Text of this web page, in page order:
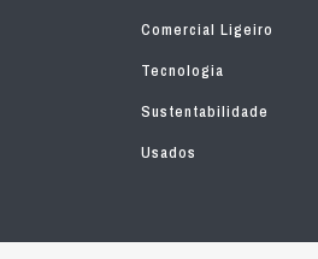
Comercial Ligeiro
Tecnologia
Sustentabilidade
Usados